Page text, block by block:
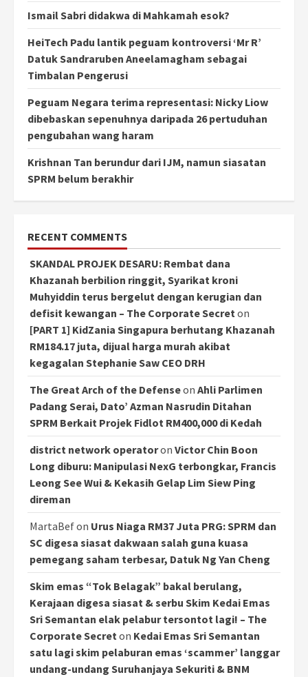
Ismail Sabri didakwa di Mahkamah esok?
HeiTech Padu lantik peguam kontroversi ‘Mr R’
Datuk Sandraruben Aneelamagham sebagai
Timbalan Pengerusi
Peguam Negara terima representasi: Nicky Liow
dibebaskan sepenuhnya daripada 26 pertuduhan
pengubahan wang haram
Krishnan Tan berundur dari IJM, namun siasatan
SPRM belum berakhir
RECENT COMMENTS
SKANDAL PROJEK DESARU: Rembat dana
Khazanah berbilion ringgit, Syarikat kroni
Muhyiddin terus bergelut dengan kerugian dan
defisit kewangan – The Corporate Secreton
[PART 1] KidZania Singapura berhutang Khazanah
RM184.17 juta, dijual harga murah akibat
kegagalan Stephanie Saw CEO DRH
The Great Arch of the Defenseon Ahli Parlimen
Padang Serai, Dato’ Azman Nasrudin Ditahan
SPRM Berkait Projek Fidlot RM400,000 di Kedah
district network operatoron Victor Chin Boon
Long diburu: Manipulasi NexG terbongkar, Francis
Leong See Wui & Kekasih Gelap Lim Siew Ping
direman
MartaBefon Urus Niaga RM37 Juta PRG: SPRM dan
SC digesa siasat dakwaan salah guna kuasa
pemegang saham terbesar, Datuk Ng Yan Cheng
Skim emas “Tok Belagak” bakal berulang,
Kerajaan digesa siasat & serbu Skim Kedai Emas
Sri Semantan elak pelabur tersontot lagi! – The
Corporate Secreton Kedai Emas Sri Semantan
satu lagi skim pelaburan emas ‘scammer’ langgar
undang-undang Suruhanjaya Sekuriti & BNM